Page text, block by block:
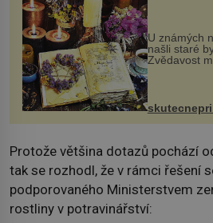
U známých
našli staré
Zvědavost
jsem si z
na chalupě
změnil v
Protože většina dotazů pochází
tak se rozhodl, že v rámci řešení
podporovaného Ministerstvem
rostliny v potravinářství: